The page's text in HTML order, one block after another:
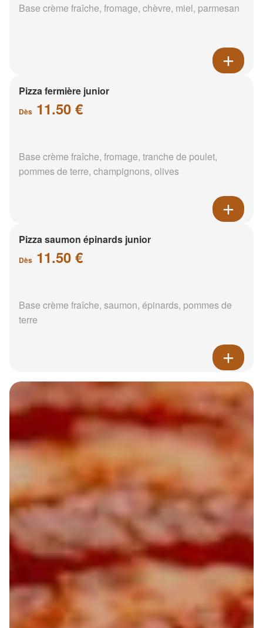
Base crème fraîche, fromage, chèvre, miel, parmesan
Pizza fermière junior
Dès 11.50 €
Base crème fraîche, fromage, tranche de poulet,
pommes de terre, champignons, olives
Pizza saumon épinards junior
Dès 11.50 €
Base crème fraîche, saumon, épinards, pommes de
terre